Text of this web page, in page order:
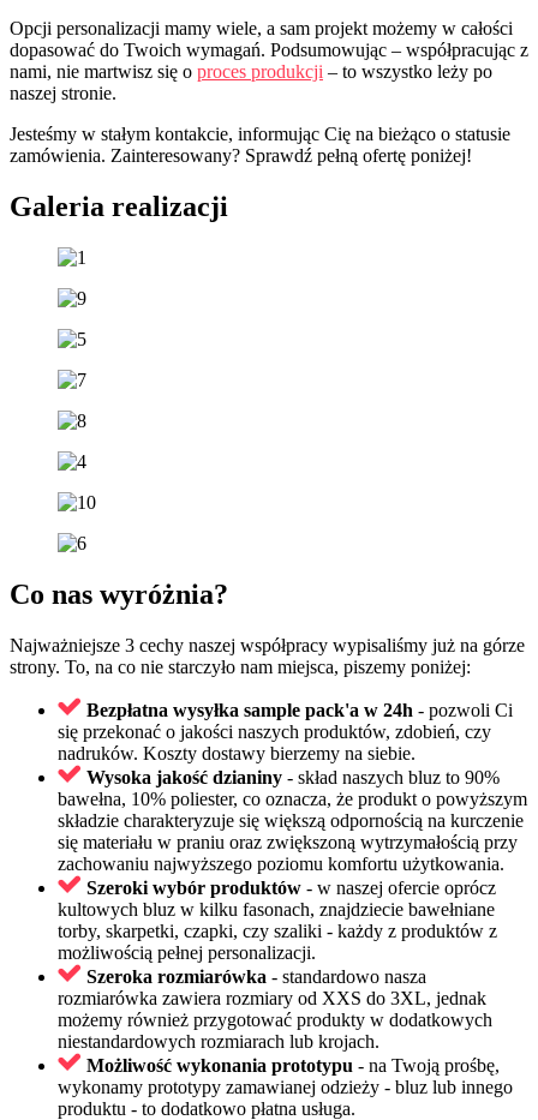
Opcji personalizacji mamy wiele, a sam projekt możemy w całości
dopasować do Twoich wymagań. Podsumowując – współpracując z
nami, nie martwisz się o proces produkcji – to wszystko leży po
naszej stronie.
Jesteśmy w stałym kontakcie, informując Cię na bieżąco o statusie
zamówienia. Zainteresowany? Sprawdź pełną ofertę poniżej!
Galeria realizacji
Co nas wyróżnia?
Najważniejsze 3 cechy naszej współpracy wypisaliśmy już na górze
strony. To, na co nie starczyło nam miejsca, piszemy poniżej:
Bezpłatna wysyłka sample pack'a w 24h - pozwoli Ci
się przekonać o jakości naszych produktów, zdobień, czy
nadruków. Koszty dostawy bierzemy na siebie.
Wysoka jakość dzianiny - skład naszych bluz to 90%
bawełna, 10% poliester, co oznacza, że produkt o powyższym
składzie charakteryzuje się większą odpornością na kurczenie
się materiału w praniu oraz zwiększoną wytrzymałością przy
zachowaniu najwyższego poziomu komfortu użytkowania.
Szeroki wybór produktów - w naszej ofercie oprócz
kultowych bluz w kilku fasonach, znajdziecie bawełniane
torby, skarpetki, czapki, czy szaliki - każdy z produktów z
możliwością pełnej personalizacji.
Szeroka rozmiarówka - standardowo nasza
rozmiarówka zawiera rozmiary od XXS do 3XL, jednak
możemy również przygotować produkty w dodatkowych
niestandardowych rozmiarach lub krojach.
Możliwość wykonania prototypu - na Twoją prośbę,
wykonamy prototypy zamawianej odzieży - bluz lub innego
produktu - to dodatkowo płatna usługa.